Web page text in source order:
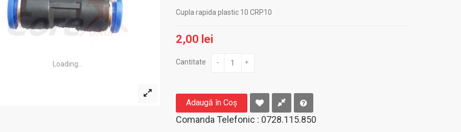
Loading...
Cupla rapida plastic 10 CRP10
2,00 lei
Cantitate - +
Adaugă în Coş
Comanda Telefonic : 0728.115.850